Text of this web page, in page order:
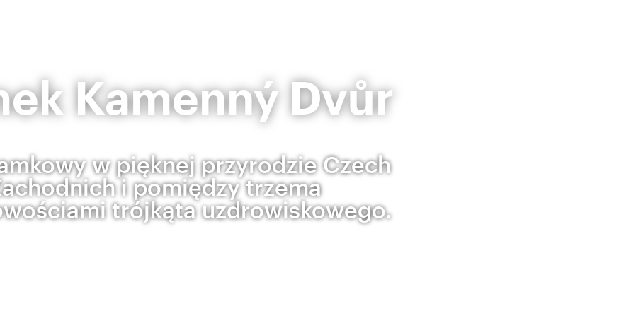
Kamenný Dvůr
w pięknej przyrodzie Czech
i pomiędzy trzema
trójkąta uzdrowiskowego.